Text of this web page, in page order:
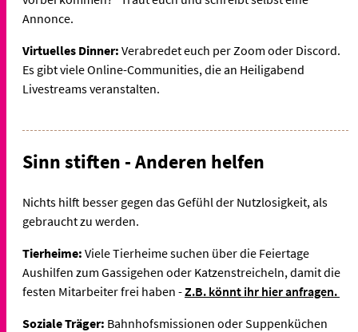
Annonce.
Virtuelles Dinner: Verabredet euch per Zoom oder Discord.
Es gibt viele Online-Communities, die an Heiligabend
Livestreams veranstalten.
Sinn stiften - Anderen helfen
Nichts hilft besser gegen das Gefühl der Nutzlosigkeit, als
gebraucht zu werden.
Tierheime: Viele Tierheime suchen über die Feiertage
Aushilfen zum Gassigehen oder Katzenstreicheln, damit die
festen Mitarbeiter frei haben -Z.B. könnt ihr hier anfragen.
Soziale Träger: Bahnhofsmissionen oder Suppenküchen